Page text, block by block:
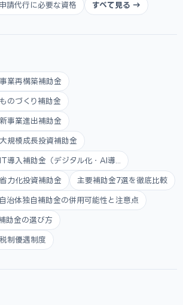
請代行に必要な資格 すべて見る →
業再構築補助金
のづくり補助金
事業進出補助金
規模成長投資補助金
導入補助金（デジタル化・AI導...
力化投資補助金 主要補助金7選を徹底比較
治体独自補助金の併用可能性と注意点
助金の選び方
制優遇制度